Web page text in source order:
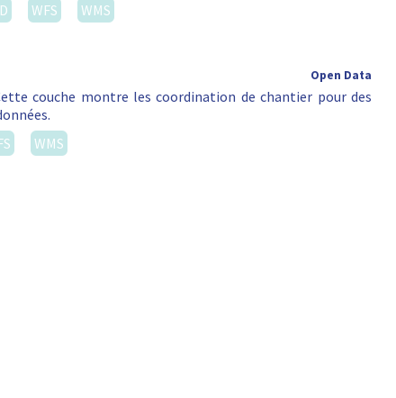
WFS WMS
Open Data
couche montre les coordination de chantier pour des
WMS